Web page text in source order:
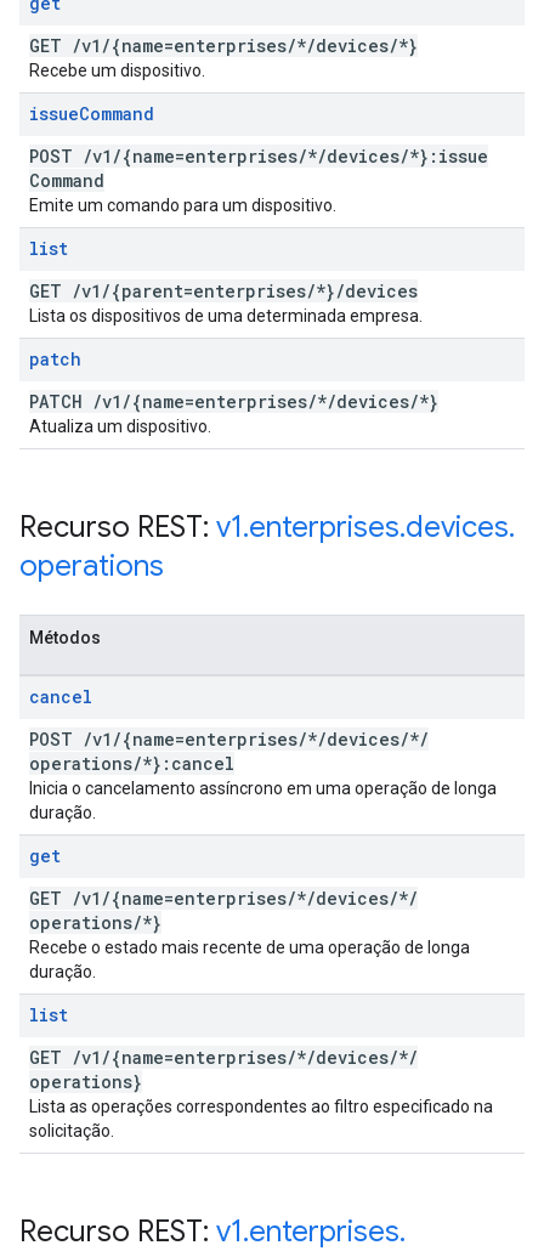
GET /v1 /{name=enterprises/*/devices/*}
Recebe um dispositivo.
issueCommand
POST /v1 /{name=enterprises/*/devices/*}:issue
Command
Emite um comando para um dispositivo.
list
GET /v1 /{parent=enterprises/*}/devices
Lista os dispositivos de uma determinada empresa.
patch
PATCH /v1 /{name=enterprises/*/devices/*}
Atualiza um dispositivo.
Recurso REST: v1.enterprises.devices.
operations
Métodos
cancel
POST /v1 /{name=enterprises/*/devices/*/
operations/*}:cancel
Inicia o cancelamento assíncrono em uma operação de longa
duração.
get
GET /v1 /{name=enterprises/*/devices/*/
operations/*}
Recebe o estado mais recente de uma operação de longa
duração.
list
GET /v1 /{name=enterprises/*/devices/*/
operations}
Lista as operações correspondentes ao filtro especificado na
solicitação.
Recurso REST: v1.enterprises.